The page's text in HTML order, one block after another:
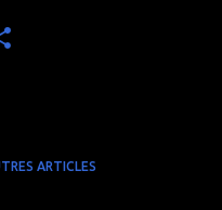
ARTICLES